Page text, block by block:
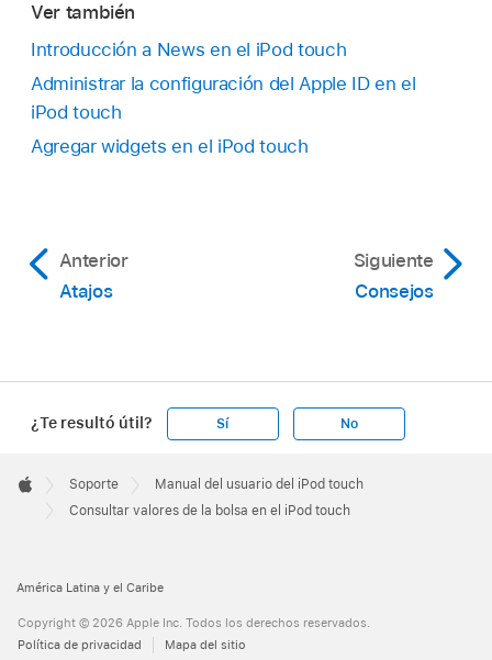
Ver también
Introducción a News en el iPod touch
Administrar la configuración del Apple ID en el
iPod touch
Agregar widgets en el iPod touch
Anterior
Atajos
Siguiente
Consejos
¿Te resultó útil? Sí No
Footer

Apple
Soporte
Manual del usuario del iPod touch
Consultar valores de la bolsa en el iPod touch
América Latina y el Caribe
Copyright © 2026 Apple Inc. Todos los derechos reservados.
Política de privacidad
Mapa del sitio